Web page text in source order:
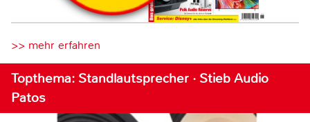
>> mehr erfahren
Topthema: Standlautsprecher · Stieb Audio
Patos